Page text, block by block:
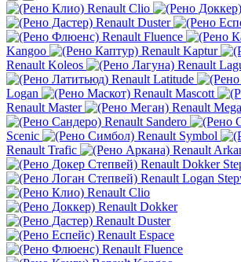
Renault Clio
Renault Duster
Renault Fluence
Kangoo
Renault Kaptur
Renault Koleos
Renault
Renault Latitude
Logan
Renault Mascott
Renault Master
Renault
Renault Sandero
Scenic
Renault Symbol
Renault Trafic
Renault
Renault Dokker
Renault Logan
Renault Clio
Renault Dokker
Renault Duster
Renault Espace
Renault Fluence